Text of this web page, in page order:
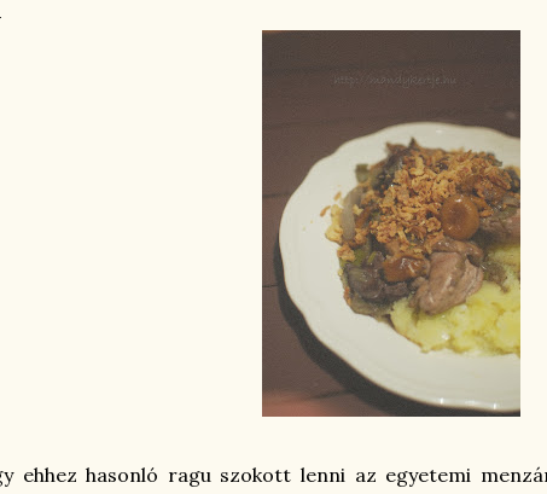
ehhez hasonló ragu szokott lenni az egyetemi